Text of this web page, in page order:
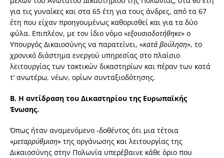
για τις γυναίκες και στα 65 έτη για τους άνδρες, από τα 67
έτη που είχαν προηγουμένως καθορισθεί και για τα δύο
φύλα. Επιπλέον, με τον ίδιο νόμο «εξουσιοδοτήθηκε» ο
Υπουργός Δικαιοσύνης να παρατείνει, «κατά βούληση», το
χρονικό διάστημα ενεργού υπηρεσίας στο πλαίσιο
λειτουργίας των τακτικών δικαστηρίων και πέραν των κατά
τ’ ανωτέρω, νέων, ορίων συνταξιοδότησης.
Β. Η αντίδραση του Δικαστηρίου της Ευρωπαϊκής
Ένωσης.
Όπως ήταν αναμενόμενο -δοθέντος ότι μια τέτοια
«μεταρρύθμιση» της οργάνωσης και λειτουργίας της
Δικαιοσύνης στην Πολωνία υπερέβαινε κάθε όριο που